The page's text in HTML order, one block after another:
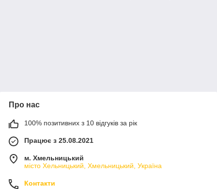
Про нас
100% позитивних з 10 відгуків за рік
Працює з 25.08.2021
м. Хмельницький
місто Хельницький, Хмельницький, Україна
Контакти